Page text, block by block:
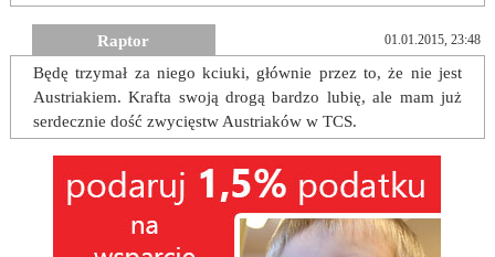
Raptor 01.01.2015, 23:48
Będę trzymał za niego kciuki, głównie przez to, że nie jest
Austriakiem. Krafta swoją drogą bardzo lubię, ale mam już
serdecznie dość zwycięstw Austriaków w TCS.